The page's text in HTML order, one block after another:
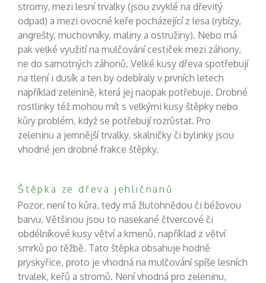
stromy, mezi lesní trvalky (jsou zvyklé na dřevitý
odpad) a mezi ovocné keře pocházející z lesa (rybízy,
angrešty, muchovníky, maliny a ostružiny). Nebo má
pak velké využití na mulčování cestiček mezi záhony,
ne do samotných záhonů. Velké kusy dřeva spotřebují
na tlení i dusík a ten by odebíraly v prvních letech
například zelenině, která jej naopak potřebuje. Drobné
rostlinky též mohou mít s velkými kusy štěpky nebo
kůry problém, když se potřebují rozrůstat. Pro
zeleninu a jemnější trvalky, skalničky či bylinky jsou
vhodné jen drobné frakce štěpky.
Štěpka ze dřeva jehličnanů
Pozor, není to kůra, tedy má žlutohnědou či béžovou
barvu. Většinou jsou to nasekané čtvercové či
obdélníkové kusy větví a kmenů, například z větví
smrků po těžbě. Tato štěpka obsahuje hodně
pryskyřice, proto je vhodná na mulčování spíše lesních
trvalek, keřů a stromů. Není vhodná pro zeleninu,